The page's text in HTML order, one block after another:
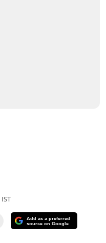
IST
Add as a preferred
source on Google